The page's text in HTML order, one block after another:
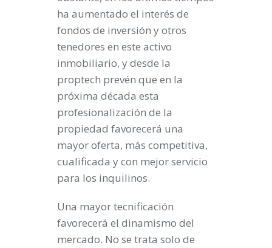
ha aumentado el interés de
fondos de inversión y otros
tenedores en este activo
inmobiliario, y desde la
proptech prevén que en la
próxima década esta
profesionalización de la
propiedad favorecerá una
mayor oferta, más competitiva,
cualificada y con mejor servicio
para los inquilinos.
Una mayor tecnificación
favorecerá el dinamismo del
mercado. No se trata solo de